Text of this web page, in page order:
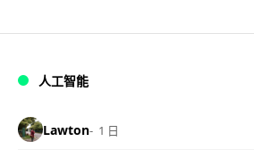
人工智能
Lawton 1 日